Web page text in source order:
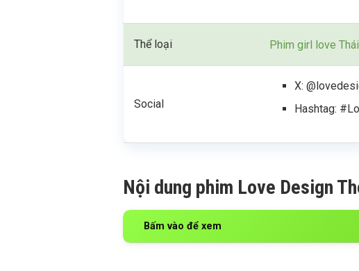
Thể loại Phim girl love
Social
X:
Hashtag:
Nội dung phim Love Design
Bấm vào để xem